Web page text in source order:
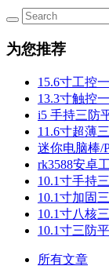
为您推荐
15.6寸工控
13.3寸触控
i5 手持三防
11.6寸超薄
迷你电脑棒/
rk3588安卓
10.1寸手持
10.1寸加固
10.1寸八核
10.1寸三防
所有文章